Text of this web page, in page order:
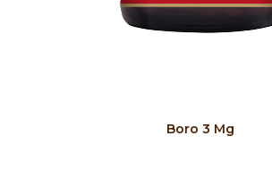
COMPRAR
Boro 3 Mg